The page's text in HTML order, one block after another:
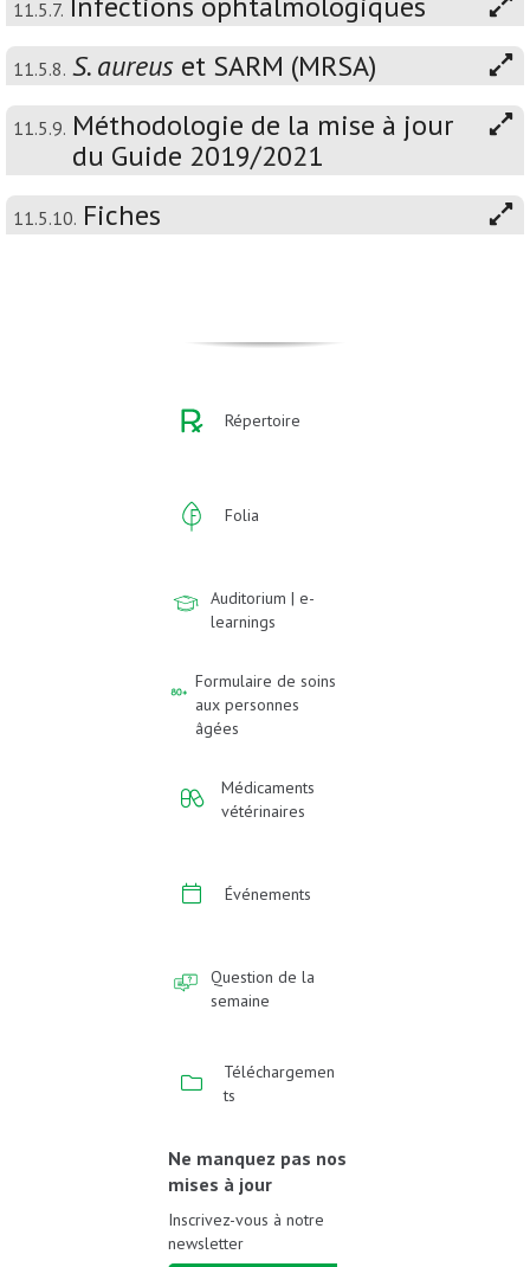
11.5.7.
11.5.8. S. aureus et SARM (MRSA)
11.5.9. Méthodologie de la mise à jour
du Guide 2019/2021
11.5.10. Fiches
Répertoire
Folia
Auditorium | e-
learnings
Formulaire de soins
aux personnes
âgées
Médicaments
vétérinaires
Événements
Question de la
semaine
Téléchargemen
ts
Ne manquez pas nos
mises à jour
Inscrivez-vous à notre
newsletter